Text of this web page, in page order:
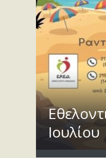
Ιουλίου